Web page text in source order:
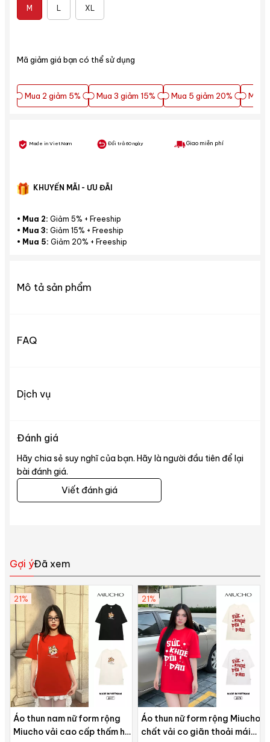
Mã giảm giá bạn có thể sử dụng
Mua 2 giảm 5%
Mua 2 giảm 5% Mua 3 giảm 15%
Mua 3 giảm 15% Mua 5 giảm 20%
Mua 5 giảm 20% Mua
Mua
M L XL
Made in VietNam Đổi trả 60 ngày Giao miễn phí
KHUYẾN MÃI - ƯU ĐÃI
• Mua 2: Giảm 5% + Freeship
• Mua 3: Giảm 15% + Freeship
• Mua 5: Giảm 20% + Freeship
Mô tả sản phẩm
FAQ
Đánh giá
Hãy chia sẻ suy nghĩ của bạn. Hãy là người đầu tiên để lại
bài đánh giá.
Viết đánh giá
Dịch vụ
Gợi ýĐã xem
21%
Áo thun nam nữ form rộng
Miucho vải cao cấp thấm hút
21%
Áo thun nữ form rộng Miucho
chất vải co giãn thoải mái